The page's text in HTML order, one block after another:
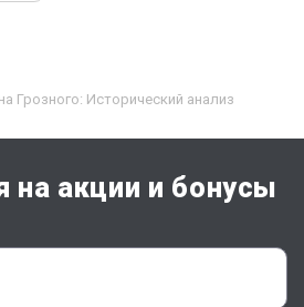
Грозного: Исторический анализ
на акции и бонусы